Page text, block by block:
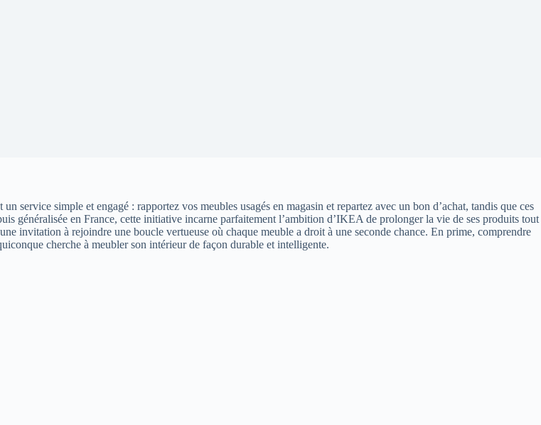
service simple et engagé : rapportez vos meubles usagés en magasin et repartez avec un bon d’achat, tandis que ces
généralisée en France, cette initiative incarne parfaitement l’ambition d’IKEA de prolonger la vie de ses produits tout
invitation à rejoindre une boucle vertueuse où chaque meuble a droit à une seconde chance. En prime, comprendre
cherche à meubler son intérieur de façon durable et intelligente.